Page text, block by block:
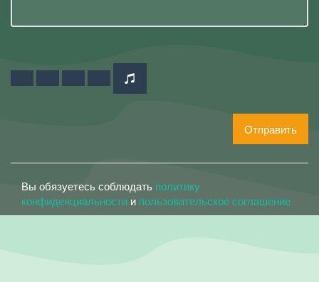
Отправить
Вы обязуетесь соблюдать политику
конфиденциальности и пользовательское соглашение